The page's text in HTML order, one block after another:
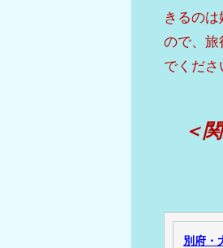
きるの
ので、旅
でくださ
＜
別府・